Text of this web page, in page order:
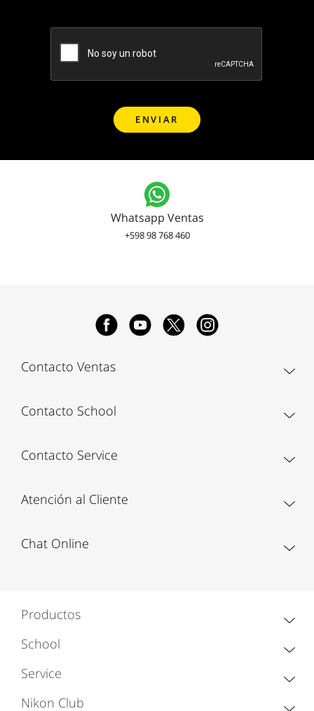
Whatsapp Ventas
+598 98 768 460
Contacto Ventas
Contacto School
Contacto Service
Atención al Cliente
Chat Online
Productos
School
Service
Nikon Club